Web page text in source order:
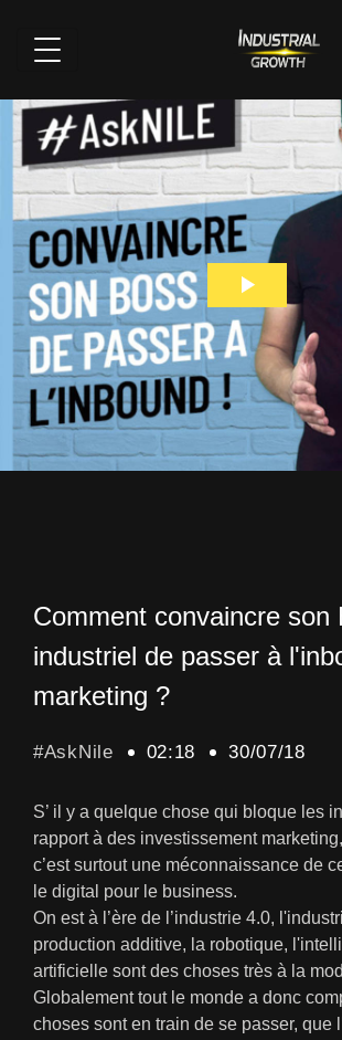
Comment convaincre son
industriel de passer à
marketing ?
#AskNile 02:18 30/07/18
S’ il y a quelque chose qui bloque les
rapport à des investissement
c’est surtout une méconnaissance de
le digital pour le business.
On est à l’ère de l’industrie 4.0,
production additive, la robotique,
artificielle sont des choses très à la
Globalement tout le monde a donc
choses sont en train de se passer, que